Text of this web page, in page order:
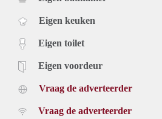
Eigen keuken
Eigen toilet
Eigen voordeur
Vraag de adverteerder
Vraag de adverteerder